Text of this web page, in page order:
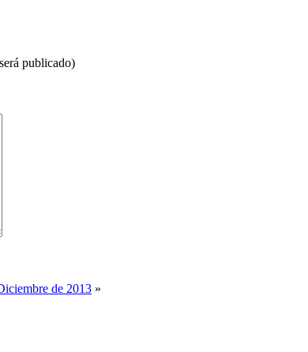
publicado)
de 2013 »